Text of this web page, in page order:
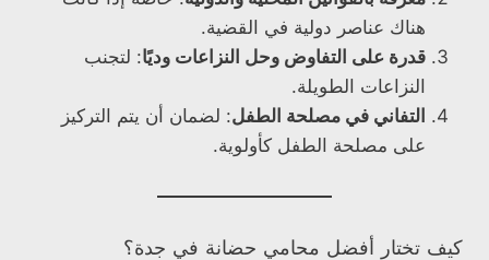
هناك عناصر دولية في القضية.
قدرة على التفاوض وحل النزاعات وديًا: لتجنب
النزاعات الطويلة.
التفاني في مصلحة الطفل: لضمان أن يتم التركيز
على مصلحة الطفل كأولوية.
كيف تختار أفضل محامي حضانة في جدة؟